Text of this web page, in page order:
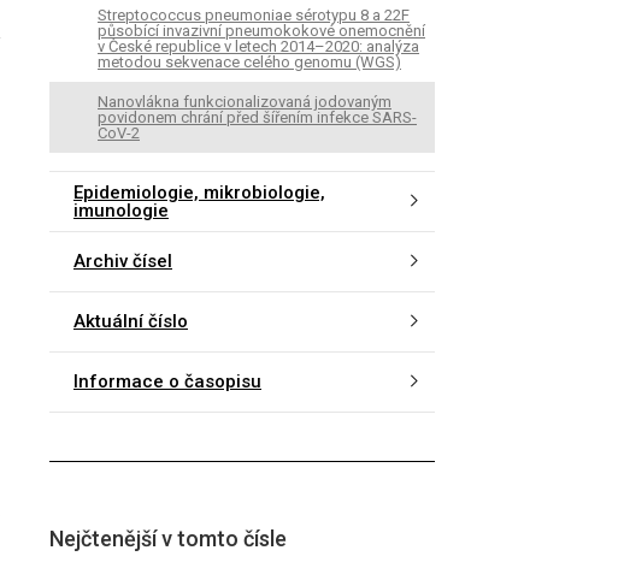
Streptococcus pneumoniae sérotypu 8 a 22F
působící invazivní pneumokokové onemocnění
v České republice v letech 2014–2020: analýza
metodou sekvenace celého genomu (WGS)
Nanovlákna funkcionalizovaná jodovaným
povidonem chrání před šířením infekce SARS-
CoV-2
Epidemiologie, mikrobiologie,
imunologie
Archiv čísel
Aktuální číslo
Informace o časopisu
Nejčtenější v tomto čísle